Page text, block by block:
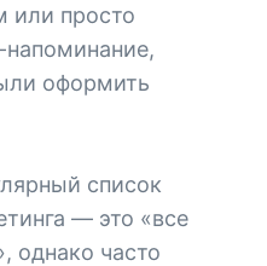
или просто
оформить
список
— это «все
однако часто